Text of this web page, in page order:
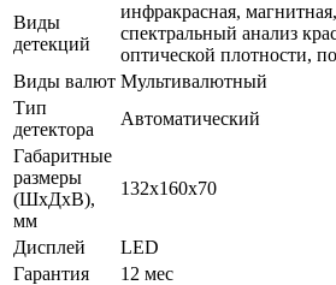
Виды
детекций
инфракрасная,
спектральный анализ
оптической плотности,
Виды валют Мультивалютный
Тип
детектора
Автоматический
Габаритные
размеры
(ШхДхВ),
мм
132x160x70
Дисплей
LED
Гарантия
12 мес